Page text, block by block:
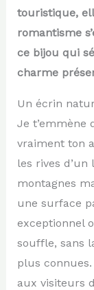
touristique,
romantisme
ce bijou qui
charme
Un écrin
Je t’emmène
vraiment ton
les rives
montagnes
une surface
exceptionnel
souffle, sans
plus
aux visiteurs